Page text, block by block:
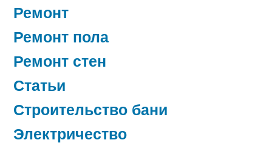
Ремонт
Ремонт пола
Ремонт стен
Статьи
Строительство бани
Электричество